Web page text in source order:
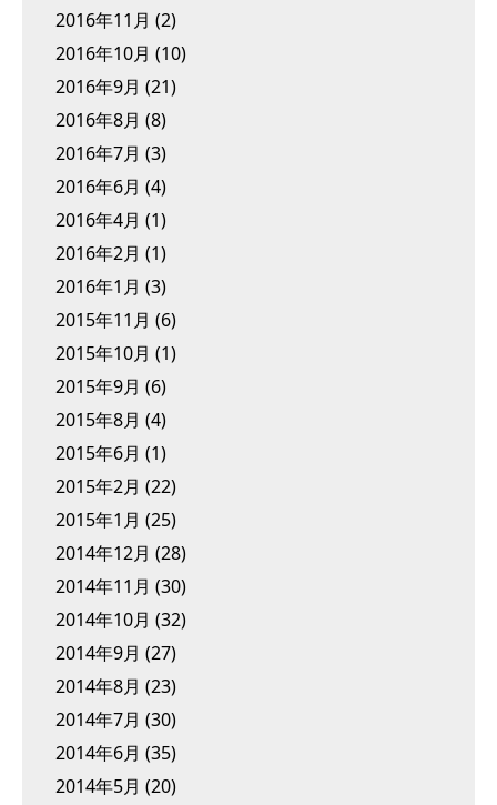
2016年11月 (2)
2016年10月 (10)
2016年9月 (21)
2016年8月 (8)
2016年7月 (3)
2016年6月 (4)
2016年4月 (1)
2016年2月 (1)
2016年1月 (3)
2015年11月 (6)
2015年10月 (1)
2015年9月 (6)
2015年8月 (4)
2015年6月 (1)
2015年2月 (22)
2015年1月 (25)
2014年12月 (28)
2014年11月 (30)
2014年10月 (32)
2014年9月 (27)
2014年8月 (23)
2014年7月 (30)
2014年6月 (35)
2014年5月 (20)